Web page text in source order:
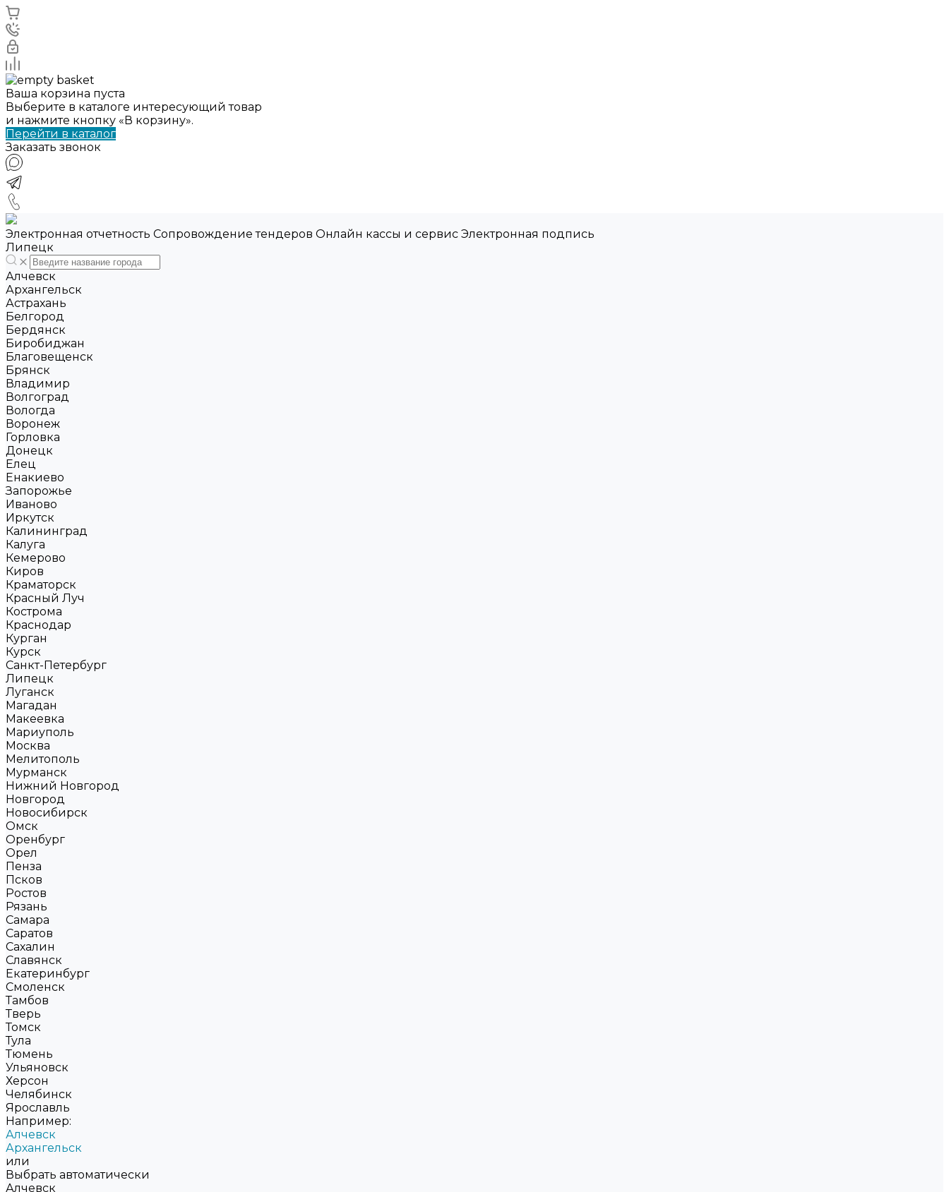
Ваша корзина пуста
Выберите в каталоге интересующий товар
и нажмите кнопку «В корзину».
Перейти в каталог
Заказать звонок
Электронная отчетность Сопровождение тендеров Онлайн кассы и сервис Электронная подпись
Липецк
Алчевск
Архангельск
Астрахань
Белгород
Бердянск
Биробиджан
Благовещенск
Брянск
Владимир
Волгоград
Вологда
Воронеж
Горловка
Донецк
Елец
Енакиево
Запорожье
Иваново
Иркутск
Калининград
Калуга
Кемерово
Киров
Краматорск
Красный Луч
Кострома
Краснодар
Курган
Курск
Санкт-Петербург
Липецк
Луганск
Магадан
Макеевка
Мариуполь
Москва
Мелитополь
Мурманск
Нижний Новгород
Новгород
Новосибирск
Омск
Оренбург
Орел
Пенза
Псков
Ростов
Рязань
Самара
Саратов
Сахалин
Славянск
Екатеринбург
Смоленск
Тамбов
Тверь
Томск
Тула
Тюмень
Ульяновск
Херсон
Челябинск
Ярославль
Например:
Алчевск
Архангельск
или
Выбрать автоматически
Алчевск